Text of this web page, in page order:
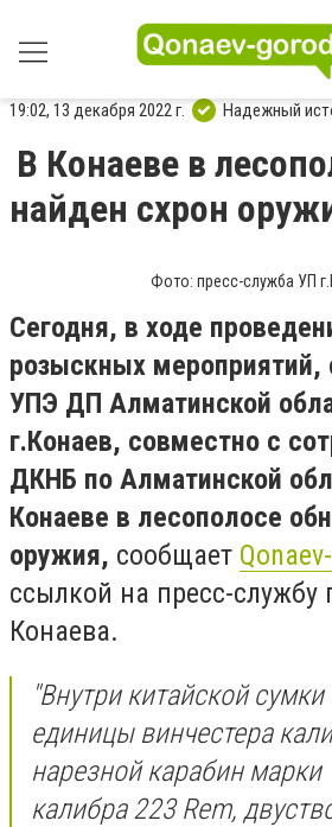
19:02, 13 декабря 2022 г. Надежный
В Конаеве в
найден схрон
Фото: пресс-служба УП
Сегодня, в ходе
розыскных мероприятий,
УПЭ ДП Алматинской
г.Конаев, совместно с
ДКНБ по Алматинской
Конаеве в лесополосе
оружия, сообщает
ссылкой на пресс-службу
Конаева.
"Внутри китайской
единицы винчестера
нарезной карабин марки
калибра 223 Rem,